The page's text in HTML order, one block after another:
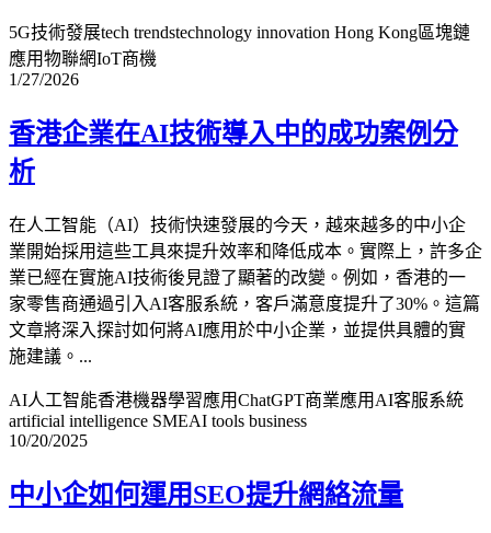
5G技術發展tech trendstechnology innovation Hong Kong區塊鏈
應用物聯網IoT商機
1/27/2026
香港企業在AI技術導入中的成功案例分
析
在人工智能（AI）技術快速發展的今天，越來越多的中小企
業開始採用這些工具來提升效率和降低成本。實際上，許多企
業已經在實施AI技術後見證了顯著的改變。例如，香港的一
家零售商通過引入AI客服系統，客戶滿意度提升了30%。這篇
文章將深入探討如何將AI應用於中小企業，並提供具體的實
施建議。...
AI人工智能香港機器學習應用ChatGPT商業應用 AI客服系統
artificial intelligence SMEAI tools business
10/20/2025
中小企如何運用SEO提升網絡流量